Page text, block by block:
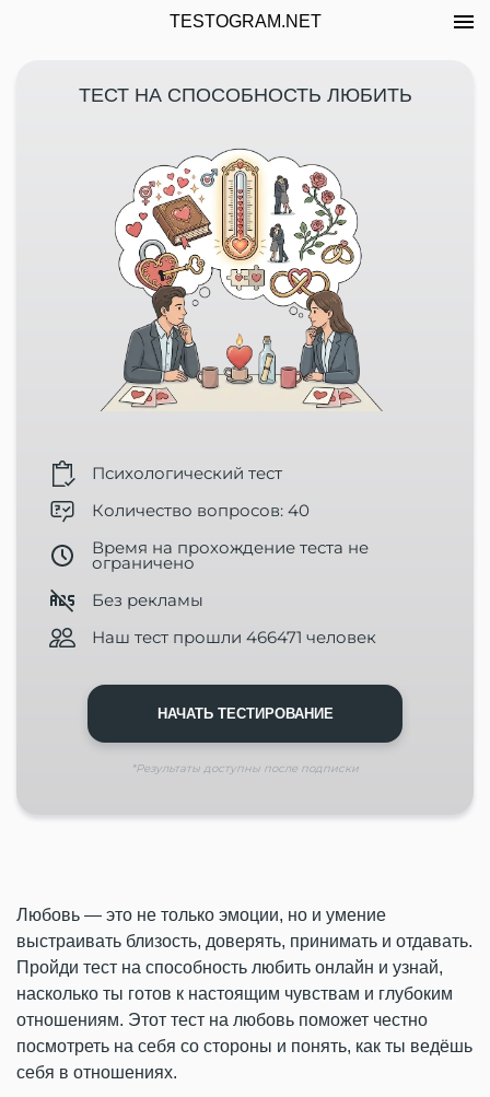
TESTOGRAM.NET
ТЕСТ НА СПОСОБНОСТЬ ЛЮБИТЬ
Психологический тест
Количество вопросов: 40
Время на прохождение теста не
ограничено
Без рекламы
Наш тест прошли 466471 человек
НАЧАТЬ ТЕСТИРОВАНИЕ
*Результаты доступны после подписки
Любовь — это не только эмоции, но и умение
выстраивать близость, доверять, принимать и отдавать.
Пройди тест на способность любить онлайн и узнай,
насколько ты готов к настоящим чувствам и глубоким
отношениям. Этот тест на любовь поможет честно
посмотреть на себя со стороны и понять, как ты ведёшь
себя в отношениях.